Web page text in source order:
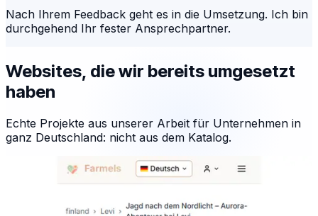
Nach Ihrem Feedback geht es in die Umsetzung. Ich bin
durchgehend Ihr fester Ansprechpartner.
Websites, die wir bereits umgesetzt
haben
Echte Projekte aus unserer Arbeit für Unternehmen in
ganz Deutschland: nicht aus dem Katalog.